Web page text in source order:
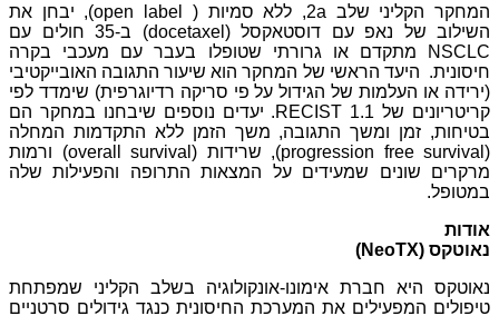
המחקרהקליני שלב 2a, ללא סמיות (open label ), יבחן את
השילוב של נאפ עם דוסטאקסל ( docetaxel) ב-35 חולים עם
NSCLC
מתקדם או גרורתי שטופלו בעבר עם מעכבי בקרה
חיסונית. היעד הראשי של המחקר הוא שיעור התגובה האובייקטיבי
(ירידה או העלמות של הגידול על פי סריקה רדיוגרפית) שימדד לפי
קריטריונים של RECIST 1.1. יעדים נוספים שיבחנו במחקר הם
בטיחות, זמן ומשך התגובה, משך הזמן ללא התקדמות המחלה
(
progression free survival), שרידות ( overall survival) ורמות
מרקרים שונים שמעידים על המצאות התרופה והפעילות שלה
במטופל.
אודות
נאוטקס (NeoTX
)
נאוטקס היא חברת אימונו-אונקולוגיה בשלב הקליני שמפתחת
טיפולים המפעילים את המערכת החיסונית כנגד גידולים סרטניים